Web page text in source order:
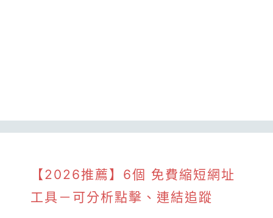
【2026推薦】6個 免費縮短網址
工具－可分析點擊、連結追蹤